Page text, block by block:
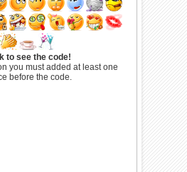
to see the code!
you must added at least one
before the code.